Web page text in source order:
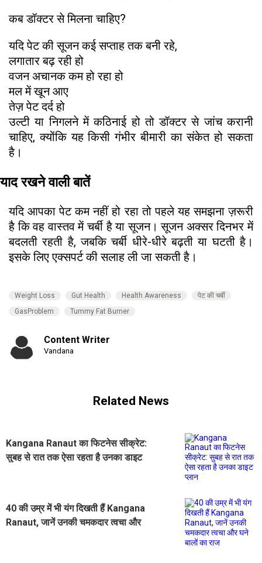
कब डॉक्टर से मिलना चाहिए?
यदि पेट की सूजन कई सप्ताह तक बनी रहे,
लगातार बढ़ रही हो
वजन अचानक कम हो रहा हो
मल में खून आए
तेज़ पेट दर्द हो
उल्टी या निगलने में कठिनाई हो तो डॉक्टर से जांच करानी
चाहिए, क्योंकि यह किसी गंभीर बीमारी का संकेत हो सकता
है।
याद रखने वाली बातें
यदि आपका पेट कम नहीं हो रहा तो पहले यह समझना ज़रूरी
है कि वह वास्तव में चर्बी है या सूजन। सूजन अक्सर दिनभर में
बदलती रहती है, जबकि चर्बी धीरे-धीरे बढ़ती या घटती है।
इसके लिए एक्सपर्ट की सलाह ली जा सकती है।
Weight Loss Gut Health Health Awareness
पेट की चर्बी
GasProblem
Tummy Fat Burner
Content Writer
Vandana
Related News
Kangana Ranaut का फिटनेस सीक्रेट:
सुबह से रात तक ऐसा रहता है उनका डाइट
40 की उम्र में भी यंग दिखती हैं Kangana
Ranaut, जानें उनकी चमकदार त्वचा और